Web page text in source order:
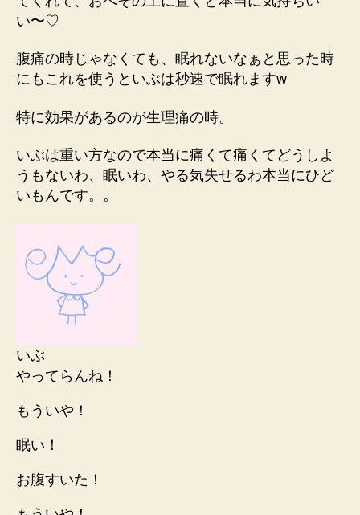
い〜♡
腹痛の時じゃなくても、眠れないなぁと思った時
にもこれを使うといぶは秒速で眠れますw
特に効果があるのが生理痛の時。
いぶは重い方なので本当に痛くて痛くてどうしよ
うもないわ、眠いわ、やる気失せるわ本当にひど
いもんです。。
いぶ
やってらんね！
もういや！
眠い！
お腹すいた！